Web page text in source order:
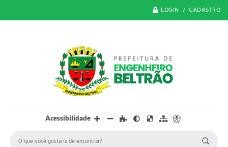
LOGIN / CADASTRO
Acessibilidade